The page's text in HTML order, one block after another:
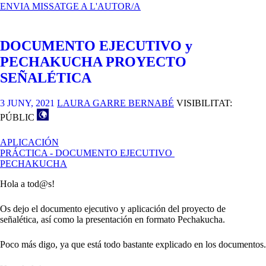
ENVIA MISSATGE A L'AUTOR/A
DOCUMENTO EJECUTIVO y
PECHAKUCHA PROYECTO
SEÑALÉTICA
3 JUNY, 2021 LAURA GARRE BERNABÉ VISIBILITAT:
PÚBLIC
APLICACIÓN
PRÁCTICA - DOCUMENTO EJECUTIVO
PECHAKUCHA
Hola a tod@s!
Os dejo el documento ejecutivo y aplicación del proyecto de
señalética, así como la presentación en formato Pechakucha.
Poco más digo, ya que está todo bastante explicado en los documentos.